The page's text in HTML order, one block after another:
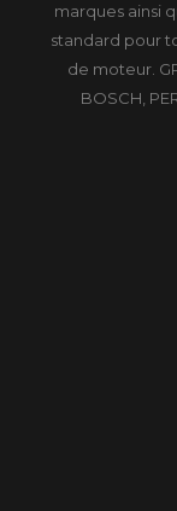
marques ainsi
standard pour
de moteur.
BOSCH,